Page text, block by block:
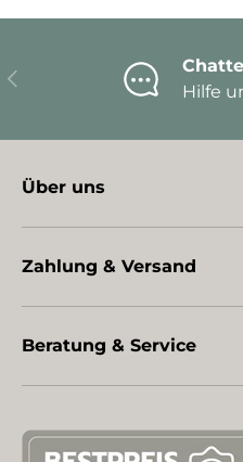
Vorherige
Hilfe
Über uns
Zahlung & Versand
Beratung & Service